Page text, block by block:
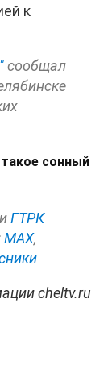
к
сообщал
сонный
ГТРК
МАХ,
cheltv.ru